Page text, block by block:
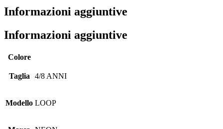
Informazioni aggiuntive
Informazioni aggiuntive
Colore
Taglia 4/8 ANNI
Modello LOOP